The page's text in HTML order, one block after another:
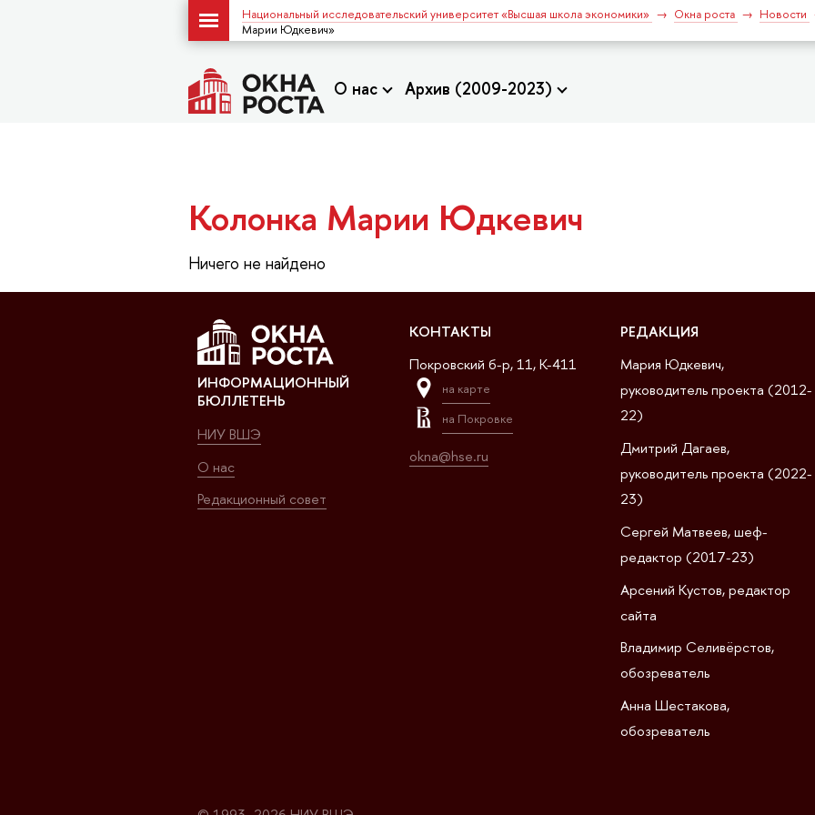
Национальный исследовательский университет «Высшая школа экономики» Окна роста Новости
Марии Юдкевич»
О нас Архив (2009-2023)
Колонка Марии Юдкевич
Ничего не найдено
ИНФОРМАЦИОННЫЙ
БЮЛЛЕТЕНЬ
НИУ ВШЭ
О нас
Редакционный совет
КОНТАКТЫ
Покровский б-р, 11, K-411
на карте
на Покровке
okna@hse.ru
РЕДАКЦИЯ
Мария Юдкевич,
руководитель проекта (2012-
22)
Дмитрий Дагаев,
руководитель проекта (2022-
23)
Сергей Матвеев, шеф-
редактор (2017-23)
Арсений Кустов, редактор
сайта
Владимир Селивёрстов,
обозреватель
Анна Шестакова,
обозреватель